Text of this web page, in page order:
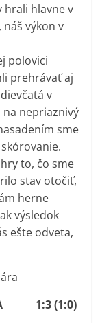
hrali hlavne v
výkon v
polovici
prehrávať aj
v
nepriaznivý
sme
to, čo sme
stav otočiť,
herne
výsledok
ešte odveta,
1:3 (1:0)